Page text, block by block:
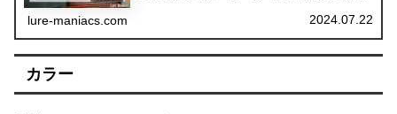
lure-maniacs.com 2024.07.22
カラー